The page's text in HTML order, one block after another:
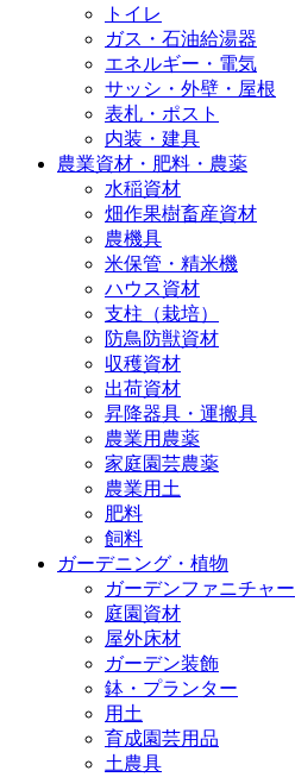
トイレ
ガス・石油給湯器
エネルギー・電気
サッシ・外壁・屋根
表札・ポスト
内装・建具
農業資材・肥料・農薬
水稲資材
畑作果樹畜産資材
農機具
米保管・精米機
ハウス資材
支柱（栽培）
防鳥防獣資材
収穫資材
出荷資材
昇降器具・運搬具
農業用農薬
家庭園芸農薬
農業用土
肥料
飼料
ガーデニング・植物
ガーデンファニチャー
庭園資材
屋外床材
ガーデン装飾
鉢・プランター
用土
育成園芸用品
土農具